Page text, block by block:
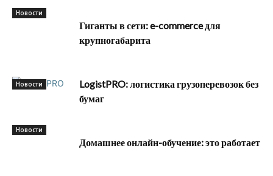
Новости
Гиганты в сети: e-commerce для
крупногабарита
Новости
LogistPRO: логистика грузоперевозок без
бумаг
Новости
Домашнее онлайн-обучение: это работает